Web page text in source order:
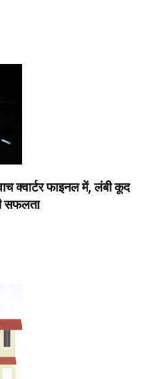
क्वार्टर फाइनल में, लंबी कूद
सफलता